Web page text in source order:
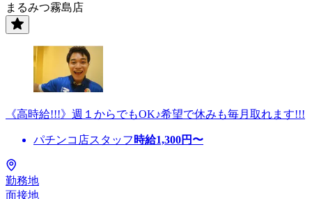
まるみつ霧島店
《高時給!!!》週１からでもOK♪希望で休みも毎月取れます!!!
パチンコ店スタッフ 時給1,300円〜
勤務地
面接地